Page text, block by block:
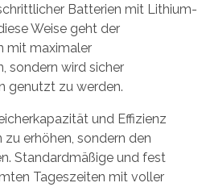
Batterien mit Lithium-
Weise geht der
mit maximaler
sondern wird sicher
genutzt zu werden.
und Effizienz
erhöhen, sondern den
Standardmäßige und fest
Tageszeiten mit voller